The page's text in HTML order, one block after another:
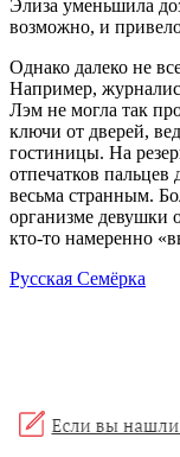
Элиза уменьшила
возможно, и
Однако далеко не
Например,
Лэм не могла так
ключи от дверей,
гостиницы. На
отпечатков пальцев
весьма странным.
организме девушки
кто-то намеренно
Русская Семёрка